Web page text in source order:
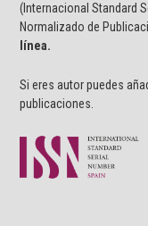
(Internacional Standard
Normalizado de
línea.
Si eres autor puedes
publicaciones.